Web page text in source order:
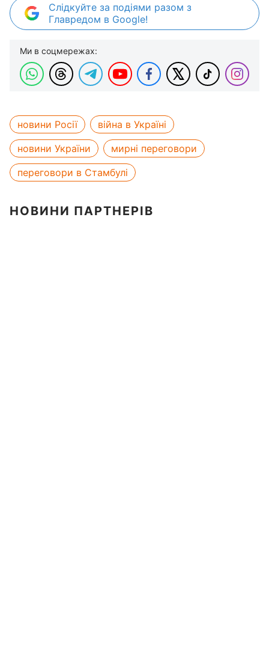
Слідкуйте за подіями разом з
Главредом в Google!
Ми в соцмережах:
новини Росії
війна в Україні
новини України
мирні переговори
переговори в Стамбулі
НОВИНИ ПАРТНЕРІВ